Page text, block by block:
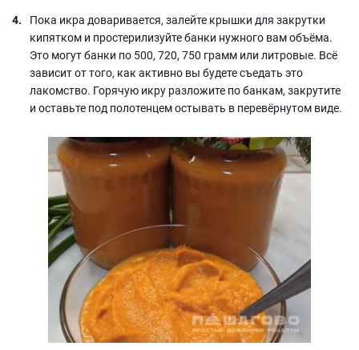
Пока икра доваривается, залейте крышки для закрутки
кипятком и простерилизуйте банки нужного вам объёма.
Это могут банки по 500, 720, 750 грамм или литровые. Всё
зависит от того, как активно вы будете съедать это
лакомство. Горячую икру разложите по банкам, закрутите
и оставьте под полотенцем остывать в перевёрнутом виде.